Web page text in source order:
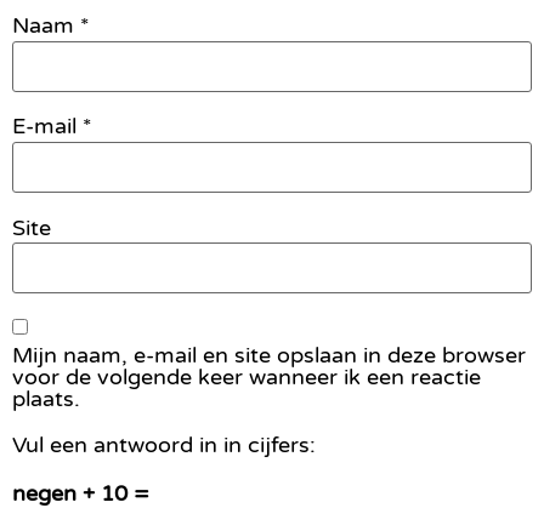
Naam *
E-mail *
Site
Mijn naam, e-mail en site opslaan in deze browser
voor de volgende keer wanneer ik een reactie
plaats.
Vul een antwoord in in cijfers:
negen + 10 =